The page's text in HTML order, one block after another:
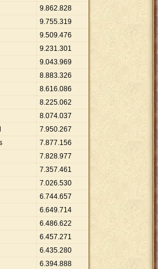
9.862.828
9.755.319
9.509.476
9.231.301
9.043.969
8.883.326
8.616.086
8.225.062
8.074.037
7.950.267
7.877.156
7.828.977
7.357.461
7.026.530
6.744.657
6.649.714
6.486.622
6.457.271
6.435.280
6.394.888